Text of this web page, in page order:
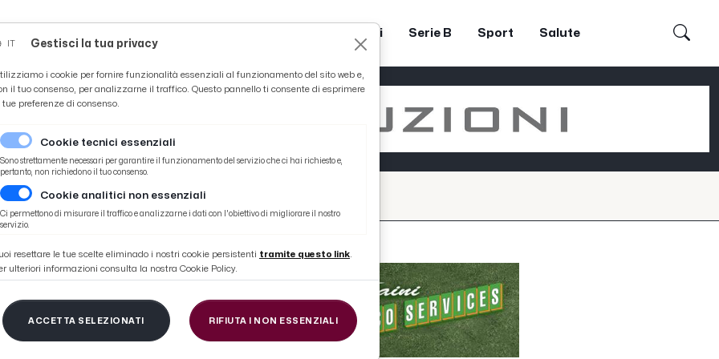
Coppa Teodori Serie B Sport Salute
Gestisci la tua privacy
i cookie per fornire funzionalità essenziali al funzionamento del sito web e,
il tuo consenso, per analizzarne il traffico. Questo pannello ti consente di esprimere
tue preferenze di consenso.
Cookie tecnici essenziali
Sono strettamente necessari per garantire il funzionamento del servizio che ci hai richiesto e,
pertanto, non richiedono il tuo consenso.
Cookie analitici non essenziali
Ci permettono di misurare il traffico e analizzarne i dati con l'obiettivo di migliorare il nostro
servizio.
resettare le tue scelte eliminado i nostri cookie persistenti tramite questo link.
ulteriori informazioni consulta la nostra Cookie Policy.
ACCETTA SELEZIONATI RIFIUTA I NON ESSENZIALI